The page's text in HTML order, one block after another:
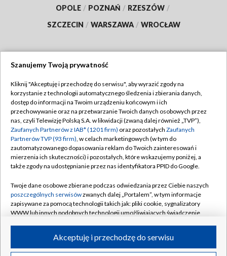
OPOLE / POZNAŃ / RZESZÓW /
SZCZECIN / WARSZAWA / WROCŁAW
TVP
Abonament TVP
Emisja w TVP
Centrum informacji TVP
Naziemna Telewizja Cyfrowa
Rada Programowa
System NOS
Informacje o nadawcy
Program dla prasy
Regulamin TVP
Polityka prywatności
Moje zgody
Pomoc
Kontakt
Kanały
©2026 Telewizja Polska S.A. w likwidacji
Szanujemy Twoją prywatność
Kliknij "Akceptuję i przechodzę do serwisu", aby wyrazić zgody na
korzystanie z technologii automatycznego śledzenia i zbierania danych,
dostęp do informacji na Twoim urządzeniu końcowym i ich
przechowywanie oraz na przetwarzanie Twoich danych osobowych przez
nas, czyli Telewizję Polską S.A. w likwidacji (zwaną dalej również „TVP”),
Zaufanych Partnerów z IAB* (1201 firm) oraz pozostałych Zaufanych
Partnerów TVP (93 firm), w celach marketingowych (w tym do
zautomatyzowanego dopasowania reklam do Twoich zainteresowań i
mierzenia ich skuteczności) i pozostałych, które wskazujemy poniżej, a
także zgody na udostępnianie przez nas identyfikatora PPID do Google.
Twoje dane osobowe zbierane podczas odwiedzania przez Ciebie naszych
poszczególnych serwisówzwanych dalej „Portalem”, w tym informacje
zapisywane za pomocą technologii takich jak: pliki cookie, sygnalizatory
WWW lub innych podobnych technologii umożliwiających świadczenie
ruchu w Internecie.Akceptuję i przechodzę do serwisu